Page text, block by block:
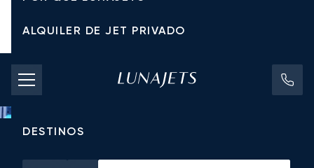
ALQUILER DE JET PRIVADO
TARIFAS DE CHÁRTER
JETS PRIVADOS
DESTINOS